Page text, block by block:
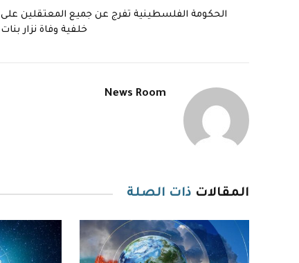
الحكومة الفلسطينية تفرج عن جميع المعتقلين على
خلفية وفاة نزار بنات
News Room
المقالات ذات الصلة